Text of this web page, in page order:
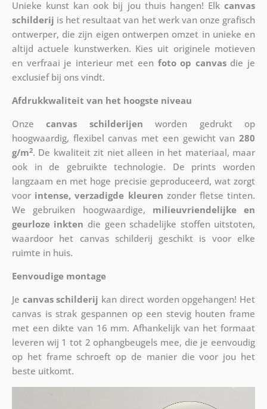
Unieke kunst kan ook bij jou thuis hangen! Elkcanvas
schilderij is het resultaat van het werk van onze grafisch
ontwerper, die zijn eigen ontwerpen omzet in unieke en
altijd actuele kunstwerken. Kies uit originele motieven
en verfraai je interieur met een foto op canvasdie je
exclusief bij ons vindt.
Afdrukkwaliteit van het hoogste niveau
Onzecanvas schilderijen worden gedrukt op
hoogwaardig, flexibel canvas met een gewicht van280
g/m2. De kwaliteit zit niet alleen in het materiaal, maar
ook in de gebruikte technologie. De prints worden
langzaam en met hoge precisie geproduceerd, wat zorgt
voor intense, verzadigde kleuren zonder fletse tinten.
We gebruiken hoogwaardige, milieuvriendelijke en
geurloze inkten die geen schadelijke stoffen uitstoten,
waardoor het canvas schilderij geschikt is voor elke
ruimte in huis.
Eenvoudige montage
Je canvas schilderij kan direct worden opgehangen! Het
canvas is strak gespannen op een stevig houten frame
met een dikte van 16 mm. Afhankelijk van het formaat
leveren wij 1 tot 2 ophangbeugels mee, die je eenvoudig
op het frame schroeft op de manier die voor jou het
beste uitkomt.